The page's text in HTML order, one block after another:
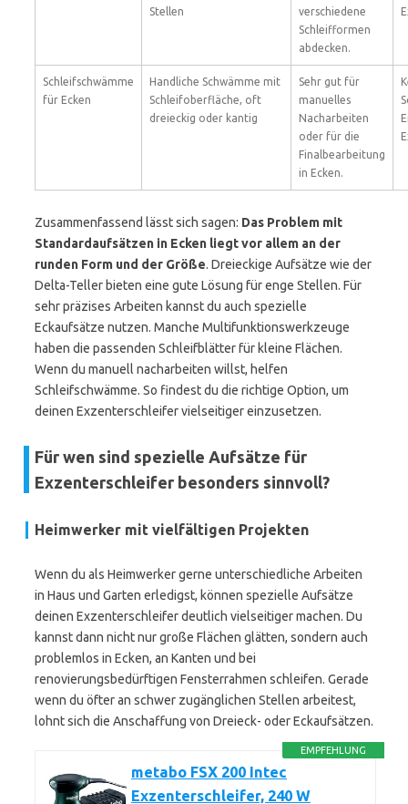
Stellen
verschiedene
Schleifformen
abdecken.
Schleifschwämme
für Ecken
Handliche Schwämme mit
Schleifoberfläche, oft
dreieckig oder kantig
Sehr gut für
manuelles
Nacharbeiten
oder für die
Finalbearbeitung
in Ecken.
Zusammenfassend lässt sich sagen: Das Problem mit
Standardaufsätzen in Ecken liegt vor allem an der
runden Form und der Größe. Dreieckige Aufsätze wie der
Delta-Teller bieten eine gute Lösung für enge Stellen. Für
sehr präzises Arbeiten kannst du auch spezielle
Eckaufsätze nutzen. Manche Multifunktionswerkzeuge
haben die passenden Schleifblätter für kleine Flächen.
Wenn du manuell nacharbeiten willst, helfen
Schleifschwämme. So findest du die richtige Option, um
deinen Exzenterschleifer vielseitiger einzusetzen.
Für wen sind spezielle Aufsätze für
Exzenterschleifer besonders sinnvoll?
Heimwerker mit vielfältigen Projekten
Wenn du als Heimwerker gerne unterschiedliche Arbeiten
in Haus und Garten erledigst, können spezielle Aufsätze
deinen Exzenterschleifer deutlich vielseitiger machen. Du
kannst dann nicht nur große Flächen glätten, sondern auch
problemlos in Ecken, an Kanten und bei
renovierungsbedürftigen Fensterrahmen schleifen. Gerade
wenn du öfter an schwer zugänglichen Stellen arbeitest,
lohnt sich die Anschaffung von Dreieck- oder Eckaufsätzen.
EMPFEHLUNG
metabo FSX 200 Intec
Exzenterschleifer, 240 W